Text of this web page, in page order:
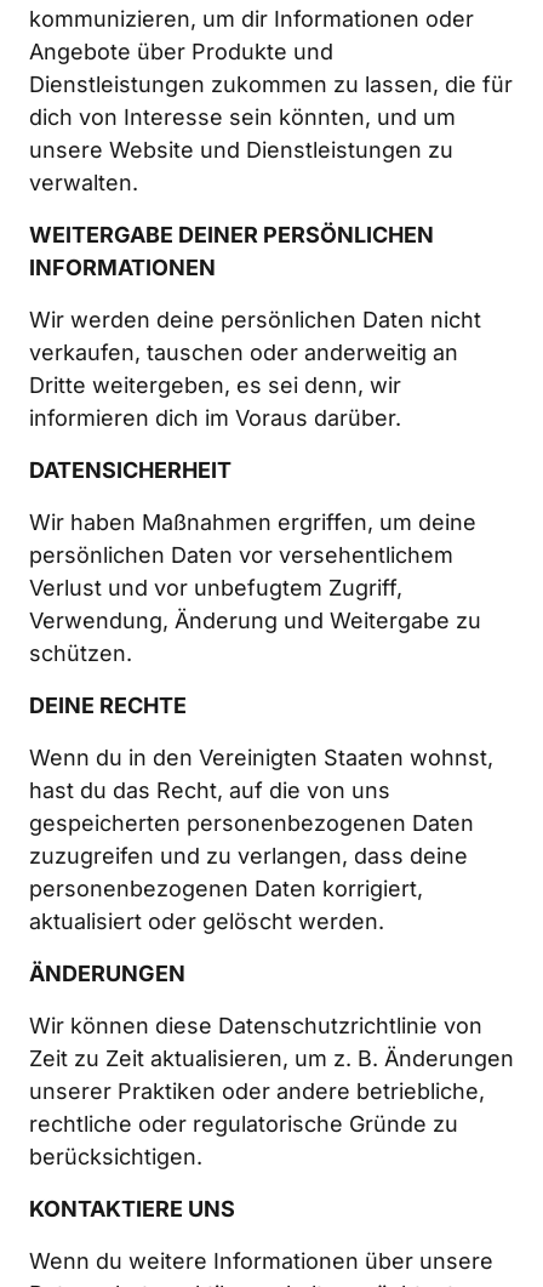
kommunizieren, um dir Informationen oder
Angebote über Produkte und
Dienstleistungen zukommen zu lassen, die für
dich von Interesse sein könnten, und um
unsere Website und Dienstleistungen zu
verwalten.
WEITERGABE DEINER PERSÖNLICHEN
INFORMATIONEN
Wir werden deine persönlichen Daten nicht
verkaufen, tauschen oder anderweitig an
Dritte weitergeben, es sei denn, wir
informieren dich im Voraus darüber.
DATENSICHERHEIT
Wir haben Maßnahmen ergriffen, um deine
persönlichen Daten vor versehentlichem
Verlust und vor unbefugtem Zugriff,
Verwendung, Änderung und Weitergabe zu
schützen.
DEINE RECHTE
Wenn du in den Vereinigten Staaten wohnst,
hast du das Recht, auf die von uns
gespeicherten personenbezogenen Daten
zuzugreifen und zu verlangen, dass deine
personenbezogenen Daten korrigiert,
aktualisiert oder gelöscht werden.
ÄNDERUNGEN
Wir können diese Datenschutzrichtlinie von
Zeit zu Zeit aktualisieren, um z. B. Änderungen
unserer Praktiken oder andere betriebliche,
rechtliche oder regulatorische Gründe zu
berücksichtigen.
KONTAKTIERE UNS
Wenn du weitere Informationen über unsere